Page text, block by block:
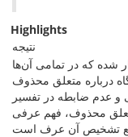
Highlights
نتیجه
شده که در تمامی آن‌ها
درباره متعلق محذوف
عدم ضابطه در تفسیر
محذوف، فهم عرفی